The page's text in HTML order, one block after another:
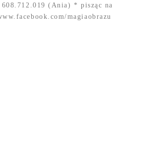
(Ania) * pisząc na
magiaobrazu